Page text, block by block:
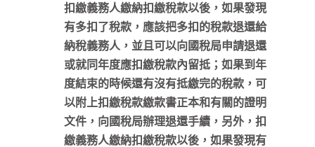
扣繳義務人繳納扣繳稅款以後，如果發現
有多扣了稅款，應該把多扣的稅款退還給
納稅義務人，並且可以向國稅局申請退還
或就同年度應扣繳稅款內留抵；如果到年
度結束的時候還有沒有抵繳完的稅款，可
以附上扣繳稅款繳款書正本和有關的證明
文件，向國稅局辦理退還手續，另外，扣
繳義務人繳納扣繳稅款以後，如果發現有